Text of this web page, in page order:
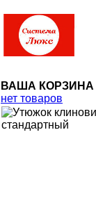
ВАША КОРЗИНА
нет товаров